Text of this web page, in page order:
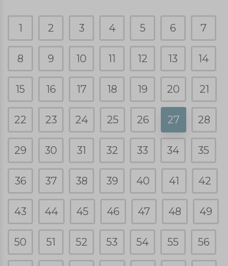
1 2 3 4 5 6 7
8 9 10 11 12 13 14
15 16 17 18 19 20 21
22 23 24 25 26 27 28
29 30 31 32 33 34 35
36 37 38 39 40 41 42
43 44 45 46 47 48 49
50 51 52 53 54 55 56